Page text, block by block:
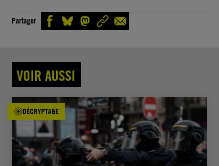
Partager
VOIR AUSSI
DÉCRYPTAGE